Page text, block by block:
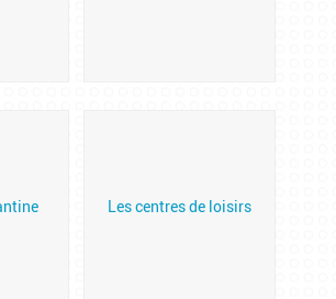
Les centres de loisirs